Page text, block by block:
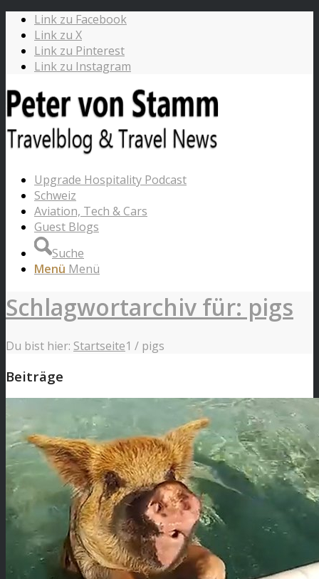
Link zu Facebook
Link zu X
Link zu Pinterest
Link zu Instagram
Upgrade Hospitality Podcast
Schweiz
Aviation, Tech & Cars
Guest Blogs
Suche
Menü Menü
Schlagwortarchiv für: pigs
Du bist hier: Startseite1 / pigs
Beiträge